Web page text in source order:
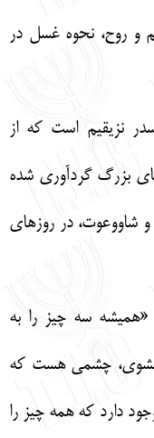
و روح، نحوه غسل در
نزيقيم است كه از
بزرگ گردآوري شده
پسح و شاووعوت، در روزهاي
سه چيز را به
نشوي، چشمي هست كه
دارد كه همه چيز را